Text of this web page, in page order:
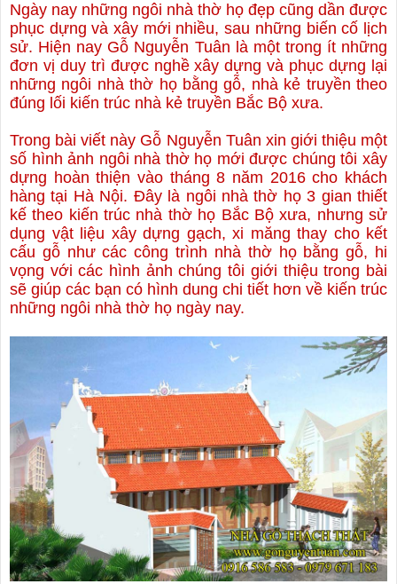
​Ngày nay những ngôi nhà thờ họ đẹp cũng dần được
phục dựng và xây mới nhiều, sau những biến cố lịch
sử. Hiện nay Gỗ Nguyễn Tuân là một trong ít những
đơn vị duy trì được nghề xây dựng và phục dựng lại
những ngôi nhà thờ họ bằng gỗ, nhà kẻ truyền theo
đúng lối kiến trúc nhà kẻ truyền Bắc Bộ xưa.
​Trong bài viết này Gỗ Nguyễn Tuân xin giới thiệu một
số hình ảnh ngôi nhà thờ họ mới được chúng tôi xây
dựng hoàn thiện vào tháng 8 năm 2016 cho khách
hàng tại Hà Nội. Đây là ngôi nhà thờ họ 3 gian thiết
kế theo kiến trúc nhà thờ họ Bắc Bộ xưa, nhưng sử
dụng vật liệu xây dựng gạch, xi măng thay cho kết
cấu gỗ như các công trình nhà thờ họ bằng gỗ, hi
vọng với các hình ảnh chúng tôi giới thiệu trong bài
sẽ giúp các bạn có hình dung chi tiết hơn về kiến trúc
những ngôi nhà thờ họ ngày nay.